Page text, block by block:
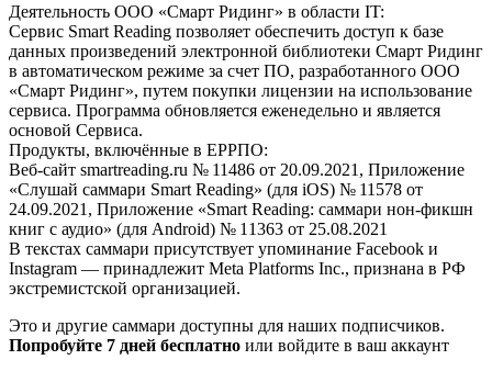
Деятельность ООО «Смарт Ридинг» в области IT:
Сервис Smart Reading позволяет обеспечить доступ к базе
данных произведений электронной библиотеки Смарт Ридинг
в автоматическом режиме за счет ПО, разработанного ООО
«Смарт Ридинг», путем покупки лицензии на использование
сервиса. Программа обновляется еженедельно и является
основой Сервиса.
Продукты, включённые в ЕРРПО:
Веб-сайт smartreading.ru № 11486 от 20.09.2021, Приложение
«Слушай саммари Smart Reading» (для iOS) № 11578 от
24.09.2021, Приложение «Smart Reading: саммари нон-фикшн
книг с аудио» (для Android) № 11363 от 25.08.2021
В текстах саммари присутствует упоминание Facebook и
Instagram — принадлежит Meta Platforms Inc., признана в РФ
экстремистской организацией.
Это и другие саммари доступны для наших подписчиков.
Попробуйте 7 дней бесплатно или войдите в ваш аккаунт